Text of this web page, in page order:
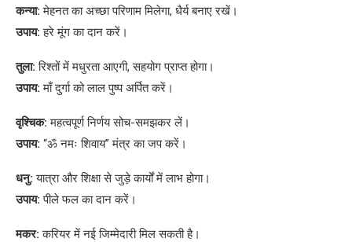
कन्या:मेहनत का अच्छा परिणाम मिलेगा, धैर्य बनाए रखें।
उपाय: हरे मूंग का दान करें।
तुला:रिश्तों में मधुरता आएगी, सहयोग प्राप्त होगा।
उपाय: माँ दुर्गा को लाल पुष्प अर्पित करें।
वृश्चिक:महत्वपूर्ण निर्णय सोच-समझकर लें।
उपाय: “ॐ नमः शिवाय” मंत्र का जप करें।
धनु: यात्रा और शिक्षा से जुड़े कार्यों में लाभ होगा।
उपाय:पीले फल का दान करें।
मकर:करियर में नई जिम्मेदारी मिल सकती है।